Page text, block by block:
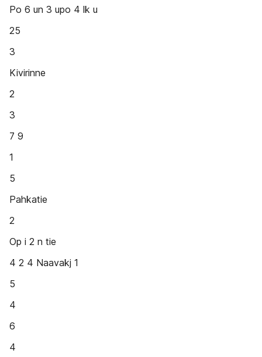
Po 6 un 3 upo 4 lk u
25
3
Kivirinne
2
3
7 9
1
5
Pahkatie
2
Op i 2 n tie
4 2 4 Naavakj 1
5
4
6
4